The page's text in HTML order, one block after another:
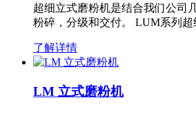
超细立式磨粉机是结合我们公司
粉碎，分级和交付。 LUM系列
了解详情
LM 立式磨粉机